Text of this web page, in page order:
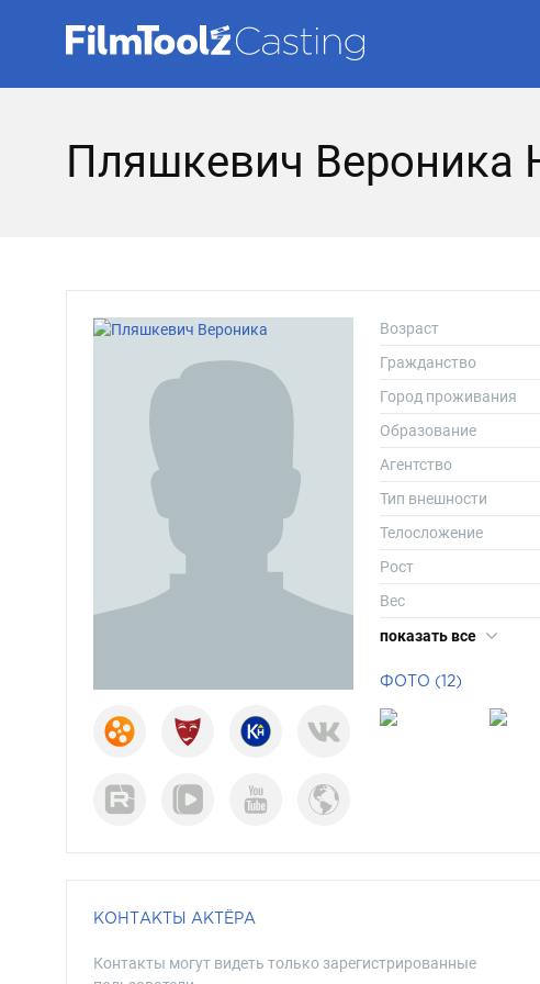
Пляшкевич Вероника
Возраст
Гражданство
Город проживания
Образование
Агентство
Тип внешности
Телосложение
Рост
Вес
Длина волос
показать все
ФОТО (12)
КОНТАКТЫ АКТЁРА
Контакты могут видеть только зарегистрированные